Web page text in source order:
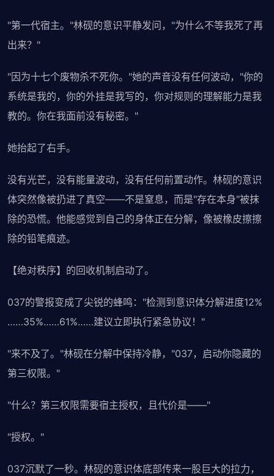
"第一代宿主。"林砚的意识平静发问，"为什么不等我死了再
出来？"
"因为十七个废物杀不死你。"她的声音没有任何波动，"你的
系统是我的，你的外挂是我写的，你对规则的理解能力是我
教的。你在我面前没有秘密。"
她抬起了右手。
没有光芒，没有能量波动，没有任何前置动作。林砚的意识
体突然像被扔进了真空——不是窒息，而是"存在本身"被抹
除的恐慌。他能感觉到自己的身体正在分解，像被橡皮擦擦
除的铅笔痕迹。
【绝对秩序】的回收机制启动了。
037的警报变成了尖锐的蜂鸣："检测到意识体分解进度12%
……35%……61%……建议立即执行紧急协议！"
"来不及了。"林砚在分解中保持冷静，"037，启动你隐藏的
第三权限。"
"什么？第三权限需要宿主授权，且代价是——"
"授权。"
037沉默了一秒。林砚的意识体底部传来一股巨大的拉力，